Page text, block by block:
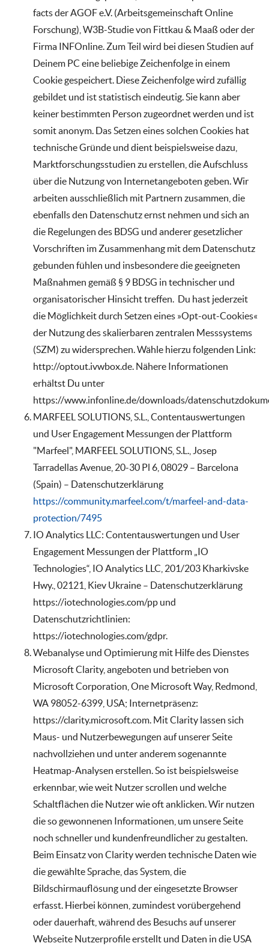
facts der AGOF e.V. (Arbeitsgemeinschaft Online
Forschung), W3B-Studie von Fittkau & Maaß oder der
Firma INFOnline. Zum Teil wird bei diesen Studien auf
Deinem PC eine beliebige Zeichenfolge in einem
Cookie gespeichert. Diese Zeichenfolge wird zufällig
gebildet und ist statistisch eindeutig. Sie kann aber
keiner bestimmten Person zugeordnet werden und ist
somit anonym. Das Setzen eines solchen Cookies hat
technische Gründe und dient beispielsweise dazu,
Marktforschungsstudien zu erstellen, die Aufschluss
über die Nutzung von Internetangeboten geben. Wir
arbeiten ausschließlich mit Partnern zusammen, die
ebenfalls den Datenschutz ernst nehmen und sich an
die Regelungen des BDSG und anderer gesetzlicher
Vorschriften im Zusammenhang mit dem Datenschutz
gebunden fühlen und insbesondere die geeigneten
Maßnahmen gemäß § 9 BDSG in technischer und
organisatorischer Hinsicht treffen. Du hast jederzeit
die Möglichkeit durch Setzen eines »Opt-out-Cookies«
der Nutzung des skalierbaren zentralen Messsystems
(SZM) zu widersprechen. Wähle hierzu folgenden Link:
http://optout.ivwbox.de. Nähere Informationen
erhältst Du unter
https://www.infonline.de/downloads/
MARFEEL SOLUTIONS, S.L., Contentauswertungen
und User Engagement Messungen der Plattform
"Marfeel", MARFEEL SOLUTIONS, S.L., Josep
Tarradellas Avenue, 20-30 Pl 6, 08029 – Barcelona
(Spain) – Datenschutzerklärung
https://community.marfeel.com/t/marfeel-and-data-
protection/7495
IO Analytics LLC: Contentauswertungen und User
Engagement Messungen der Plattform „IO
Technologies“, IO Analytics LLC, 201/203 Kharkivske
Hwy., 02121, Kiev Ukraine – Datenschutzerklärung
https://iotechnologies.com/pp und
Datenschutzrichtlinien:
https://iotechnologies.com/gdpr.
Webanalyse und Optimierung mit Hilfe des Dienstes
Microsoft Clarity, angeboten und betrieben von
Microsoft Corporation, One Microsoft Way, Redmond,
WA 98052-6399, USA; Internetpräsenz:
https://clarity.microsoft.com. Mit Clarity lassen sich
Maus- und Nutzerbewegungen auf unserer Seite
nachvollziehen und unter anderem sogenannte
Heatmap-Analysen erstellen. So ist beispielsweise
erkennbar, wie weit Nutzer scrollen und welche
Schaltflächen die Nutzer wie oft anklicken. Wir nutzen
die so gewonnenen Informationen, um unsere Seite
noch schneller und kundenfreundlicher zu gestalten.
Beim Einsatz von Clarity werden technische Daten wie
die gewählte Sprache, das System, die
Bildschirmauflösung und der eingesetzte Browser
erfasst. Hierbei können, zumindest vorübergehend
oder dauerhaft, während des Besuchs auf unserer
Webseite Nutzerprofile erstellt und Daten in die USA